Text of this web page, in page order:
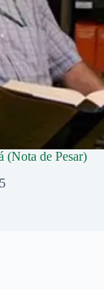
(Nota de Pesar)